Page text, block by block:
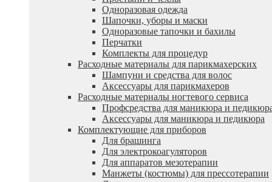
Одноразовая одежда
Шапочки, уборы и маски
Одноразовые тапочки и бахилы
Перчатки
Комплекты для процедур
Расходные материалы для парикмахерских
Шампуни и средства для волос
Аксессуары для парикмахеров
Расходные материалы ногтевого сервиса
Профсредства для маникюра и
Аксессуары для маникюра и педикюра
Комплектующие для приборов
Для брашинга
Для электрокоагуляторов
Для аппаратов мезотерапии
Манжеты (костюмы) для прессотерапии